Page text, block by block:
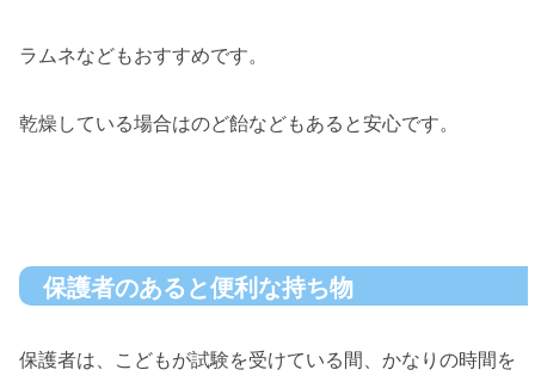
ラムネなどもおすすめです。
乾燥している場合はのど飴などもあると安心です。
保護者のあると便利な持ち物
保護者は、こどもが試験を受けている間、かなりの時間を